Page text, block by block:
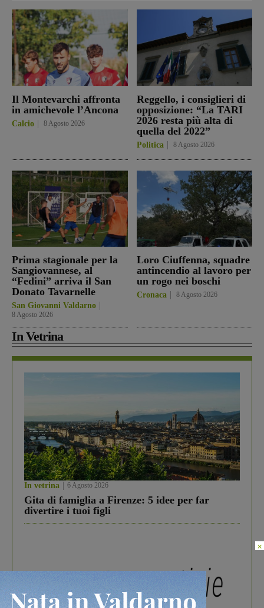
Il Montevarchi affronta
in amichevole l’Ancona
Calcio 8 Agosto 2026
Reggello, i consiglieri di
opposizione: “La TARI
2026 resta più alta di
quella del 2022”
Politica 8 Agosto 2026
Prima stagionale per la
Sangiovannese, al
“Fedini” arriva il San
Donato Tavarnelle
San Giovanni Valdarno
8 Agosto 2026
Loro Ciuffenna, squadre
antincendio al lavoro per
un rogo nei boschi
Cronaca 8 Agosto 2026
In Vetrina
In vetrina 6 Agosto 2026
Gita di famiglia a Firenze: 5 idee per far
divertire i tuoi figli
×